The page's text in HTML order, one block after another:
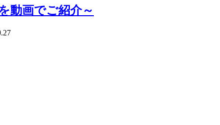
動画でご紹介～